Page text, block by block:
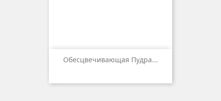
Обесцвечивающая Пудра...